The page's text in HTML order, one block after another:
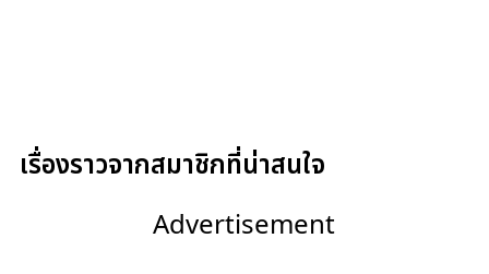
เรื่องราวจากสมาชิกที่น่าสนใจ
Advertisement